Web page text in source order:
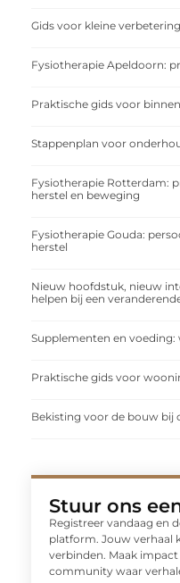
Gids voor kleine
Fysiotherapie Apeldoorn:
Praktische gids voor
Stappenplan voor
Fysiotherapie Rotterdam:
herstel en beweging
Fysiotherapie Gouda:
herstel
Nieuw hoofdstuk, nieuw
helpen bij een
Supplementen en voeding:
Praktische gids voor
Bekisting voor de bouw
Stuur ons
Registreer vandaag en
platform. Jouw verhaal
verbinden. Maak
community waar